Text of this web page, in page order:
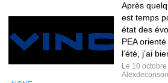
Après
est temps
état des
PEA
l’été, j’ai
Le 10